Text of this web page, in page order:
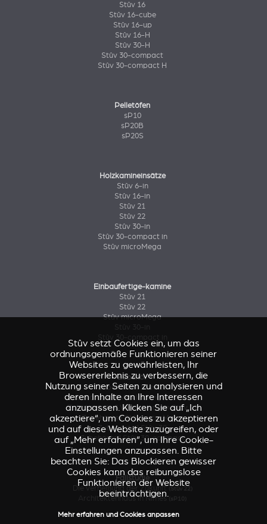
Stûv 16
Stûv 16-cube
Stûv 16-up
Stûv 16-H
Stûv 30-H
Stûv 30-compact
Stûv 30-compact H
Pelletöfen
sP10
sP20B
sP20S
Holzkamineinsätze
Stûv 6-in
Stûv 16-in
Stûv 21
Stûv 22
Stûv 30-in
Stûv 30-compact in
Stûv microMega
Einbaufertige-kamine
Stûv 21
Stûv 22
Stûv microMega
Zubehör
Zubehörteil Stûv 16
Zubehörteile & Verkleidungen Stûv 21
Zubehörteile & Verkleidungen Stûv 21
Zubehörteil Stûv microMega
Zubehörteil Stûv 30
Zubehörteil Stûv 30-compact
Fallstudie
Die Verheißung der Zukunft
Architektenhaus in Nîmes
Stûv setzt Cookies ein, um das
ordnungsgemäße Funktionieren seiner
Websites zu gewährleisten, Ihr
Browsererlebnis zu verbessern, die
Nutzung seiner Seiten zu analysieren und
deren Inhalte an Ihre Interessen
anzupassen. Klicken Sie auf „Ich
akzeptiere“, um Cookies zu akzeptieren
und auf diese Website zuzugreifen, oder
auf „Mehr erfahren“, um Ihre Cookie-
Einstellungen anzupassen. Bitte
beachten Sie: Das Blockieren gewisser
Cookies kann das reibungslose
Funktionieren der Website
beeinträchtigen.
Mehr erfahren und Cookies anpassen